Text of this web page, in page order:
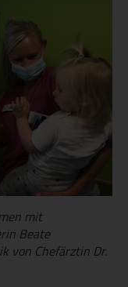
mit
Beate
von Chefärztin Dr.